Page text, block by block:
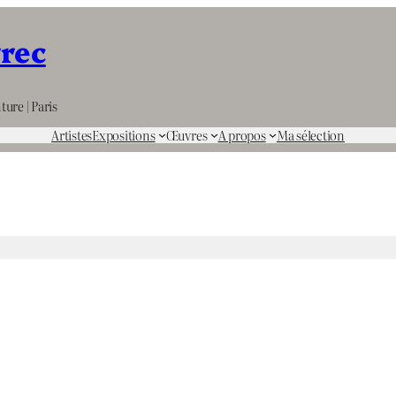
| Paris
ArtistesExpositions Œuvres A propos Ma sélection